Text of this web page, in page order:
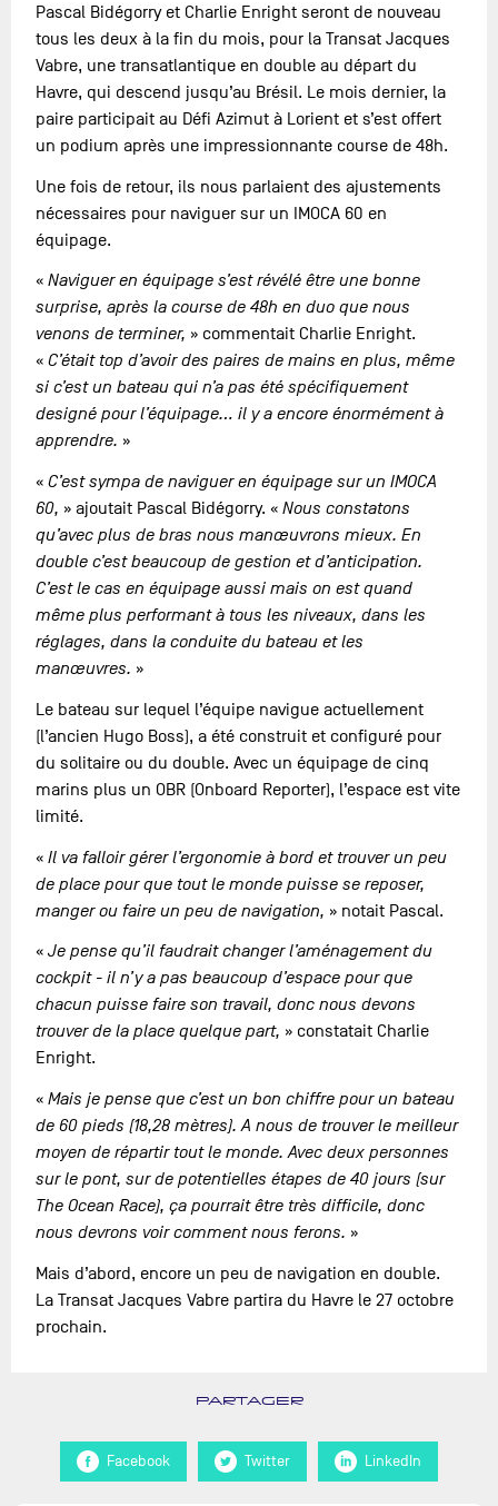
Pascal Bidégorry et Charlie Enright seront de nouveau
tous les deux à la fin du mois, pour la Transat Jacques
Vabre, une transatlantique en double au départ du
Havre, qui descend jusqu’au Brésil. Le mois dernier, la
paire participait au Défi Azimut à Lorient et s’est offert
un podium après une impressionnante course de 48h.
Une fois de retour, ils nous parlaient des ajustements
nécessaires pour naviguer sur un IMOCA 60 en
équipage.
« Naviguer en équipage s’est révélé être une bonne
surprise, après la course de 48h en duo que nous
venons de terminer, » commentait Charlie Enright.
«C’était top d’avoir des paires de mains en plus, même
si c’est un bateau qui n’a pas été spécifiquement
designé pour l’équipage… il y a encore énormément à
apprendre. »
« C’est sympa de naviguer en équipage sur un IMOCA
60, » ajoutait Pascal Bidégorry. «Nous constatons
qu’avec plus de bras nous manœuvrons mieux. En
double c’est beaucoup de gestion et d’anticipation.
C’est le cas en équipage aussi mais on est quand
même plus performant à tous les niveaux, dans les
réglages, dans la conduite du bateau et les
manœuvres. »
Le bateau sur lequel l’équipe navigue actuellement
(l’ancien Hugo Boss), a été construit et configuré pour
du solitaire ou du double. Avec un équipage de cinq
marins plus un OBR (Onboard Reporter), l’espace est vite
limité.
« Il va falloir gérer l’ergonomie à bord et trouver un peu
de place pour que tout le monde puisse se reposer,
manger ou faire un peu de navigation, » notait Pascal.
« Je pense qu’il faudrait changer l’aménagement du
cockpit - il n’y a pas beaucoup d’espace pour que
chacun puisse faire son travail, donc nous devons
trouver de la place quelque part, » constatait Charlie
Enright.
«Mais je pense que c’est un bon chiffre pour un bateau
de 60 pieds (18,28 mètres). A nous de trouver le meilleur
moyen de répartir tout le monde. Avec deux personnes
sur le pont, sur de potentielles étapes de 40 jours (sur
The Ocean Race), ça pourrait être très difficile, donc
nous devrons voir comment nous ferons. »
Mais d’abord, encore un peu de navigation en double.
La Transat Jacques Vabre partira du Havre le 27 octobre
prochain.
PARTAGER
Facebook Twitter LinkedIn